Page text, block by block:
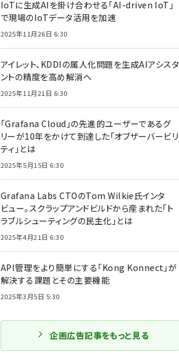
IoTに生成AIを掛け合わせる「AI-driven IoT」
で現場のIoTデータ活用を加速
2025年11月26日 6:30
アイレット、KDDIの属人化問題を生成AIアシスタ
ントの精度を高め解消へ
2025年11月21日 6:30
「Grafana Cloud」の先進的ユーザーであるグ
リーが10年をかけて到達した「オブザーバービリ
ティ」とは
2025年5月15日 6:30
Grafana Labs CTOのTom Wilkie氏インタ
ビュー。スクラップアンドビルドから産まれた「ト
ラブルシューティングの民主化」とは
2025年4月21日 6:30
API管理をより簡単にする「Kong Konnect」が
解決する課題とその主要機能
2025年3月5日 5:30
企画広告記事をもっと見る